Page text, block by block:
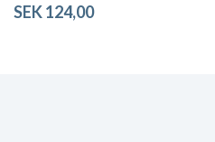
SEK 124,00